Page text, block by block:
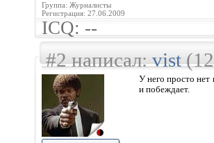
Группа: Журналисты
Регистрация: 27.06.2009
ICQ: --
#2 написал:vist(12
У него просто нет
и побеждает.